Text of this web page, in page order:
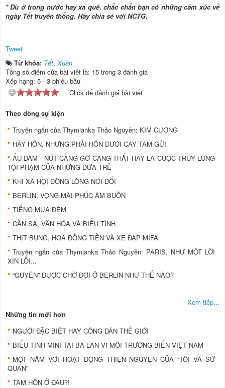
* Dù ở trong nước hay xa quê, chắc chắn bạn có những cảm xúc về
ngày Tết truyền thống. Hãy chia sẻ với NCTG.
Tweet
Từ khóa: Tết, Xuân
Tổng số điểm của bài viết là: 15 trong 3 đánh giá
Xếp hạng: 5 - 3 phiếu bầu
Click để đánh giá bài viết
Theo dòng sự kiện
Truyện ngắn của Thymianka Thảo Nguyên: KIM CƯƠNG
HÃY HÔN, NHƯNG PHẢI HÔN DƯỚI CÂY TẦM GỬI
ẤU DÂM - NÚT CÀNG GỠ CÀNG THẮT HAY LÀ CUỘC TRUY LÙNG
TỘI PHẠM CỦA NHỮNG ĐỨA TRẺ
KHI XÃ HỘI ĐỒNG LÒNG NÓI DỐI
BERLIN, VỌNG MÃI PHÚC ÂM BUỒN
TIẾNG MƯA ĐÊM
CẦN SA, VĂN HÓA VÀ BIỂU TÌNH
THỊT BỤNG, HOA ĐỒNG TIỀN VÀ XE ĐẠP MIFA
Truyện ngắn của Thymianka Thảo Nguyên: PARIS, NHƯ MỘT LỜI
XIN LỖI...
“QUYÊN” ĐƯỢC CHỜ ĐỢI Ở BERLIN NHƯ THẾ NÀO?
Xem tiếp...
Những tin mới hơn
NGƯỜI ĐẶC BIỆT HAY CÔNG DÂN THẾ GIỚI
BIỂU TÌNH MINI TẠI BA LAN VÌ MÔI TRƯỜNG BIỂN VIỆT NAM
MỘT NĂM VỚI HOẠT ĐỘNG THIỆN NGUYỆN CỦA “TÔI VÀ SỨ
QUÁN”
TÂM HỒN Ở ĐÂU?!